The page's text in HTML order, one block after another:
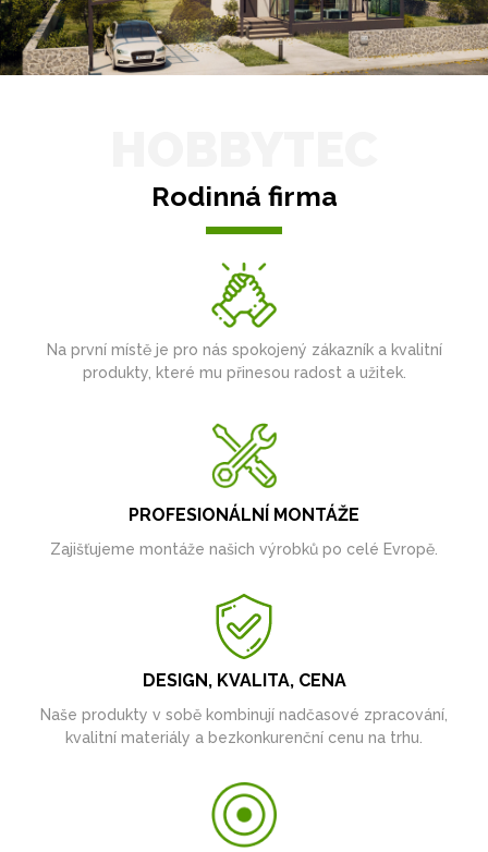
Rodinná firma
Na první místě je pro nás spokojený zákazník a kvalitní
produkty, které mu přinesou radost a užitek.
PROFESIONÁLNÍ MONTÁŽE
Zajišťujeme montáže našich výrobků po celé Evropě.
DESIGN, KVALITA, CENA
Naše produkty v sobě kombinují nadčasové zpracování,
kvalitní materiály a bezkonkurenční cenu na trhu.